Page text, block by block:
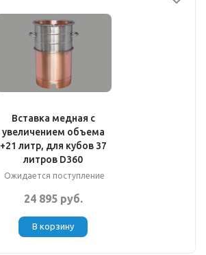
Вставка медная с
увеличением объема
+21 литр, для кубов 37
литров D360
Ожидается поступление
24 895 руб.
В корзину